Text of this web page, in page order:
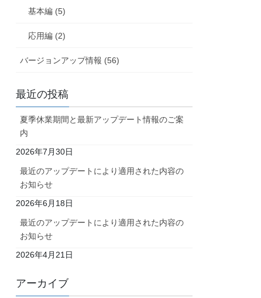
基本編 (5)
応用編 (2)
バージョンアップ情報 (56)
最近の投稿
夏季休業期間と最新アップデート情報のご案
内
2026年7月30日
最近のアップデートにより適用された内容の
お知らせ
2026年6月18日
最近のアップデートにより適用された内容の
お知らせ
2026年4月21日
アーカイブ